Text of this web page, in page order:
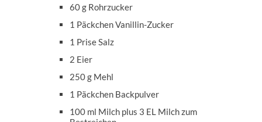
60 g Rohrzucker
1 Päckchen Vanillin-Zucker
1 Prise Salz
2 Eier
250 g Mehl
1 Päckchen Backpulver
100 ml Milch plus 3 EL Milch zum